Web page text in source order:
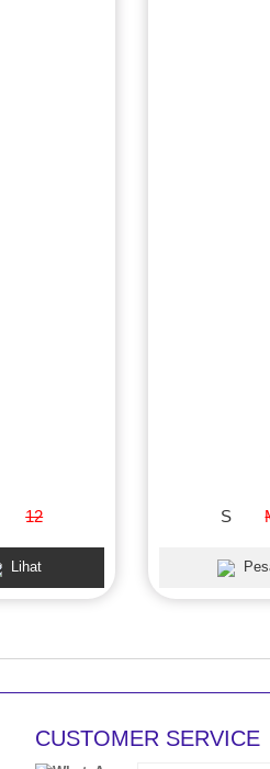
12
Lihat
S
CUSTOMER SERVICE